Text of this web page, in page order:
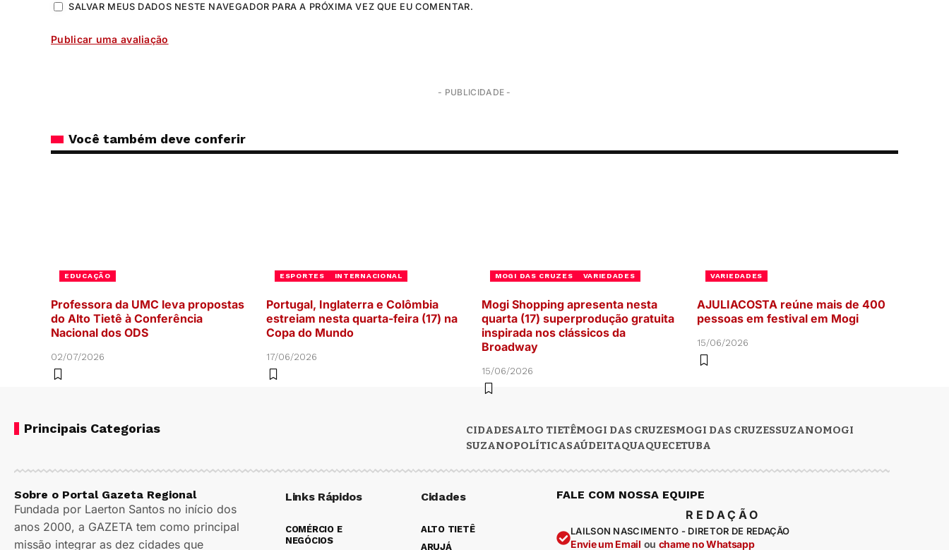
SALVAR MEUS DADOS NESTE NAVEGADOR PARA A PRÓXIMA VEZ QUE EU COMENTAR.
- PUBLICIDADE -
Você também deve conferir
EDUCAÇÃO
Professora da UMC leva propostas
do Alto Tietê à Conferência
Nacional dos ODS
02/07/2026
ESPORTES INTERNACIONAL
Portugal, Inglaterra e Colômbia
estreiam nesta quarta-feira (17) na
Copa do Mundo
17/06/2026
MOGI DAS CRUZES VARIEDADES
Mogi Shopping apresenta nesta
quarta (17) superprodução gratuita
inspirada nos clássicos da
Broadway
15/06/2026
VARIEDADES
AJULIACOSTA reúne mais de 400
pessoas em festival em Mogi
15/06/2026
Principais Categorias CIDADESALTO TIETÊMOGI DAS CRUZESMOGI DAS CRUZESSUZANOMOGI
SUZANOPOLÍTICASAÚDEITAQUAQUECETUBA
Sobre o Portal Gazeta Regional
Fundada por Laerton Santos no início dos
anos 2000, a GAZETA tem como principal
missão integrar as dez cidades que
Links Rápidos
COMÉRCIO E
NEGÓCIOS
Cidades
ALTO TIETÊ
ARUJÁ
FALE COM NOSSA EQUIPE
REDAÇÃO
LAILSON NASCIMENTO - DIRETOR DE REDAÇÃO
Envie um Email ou chame no Whatsapp